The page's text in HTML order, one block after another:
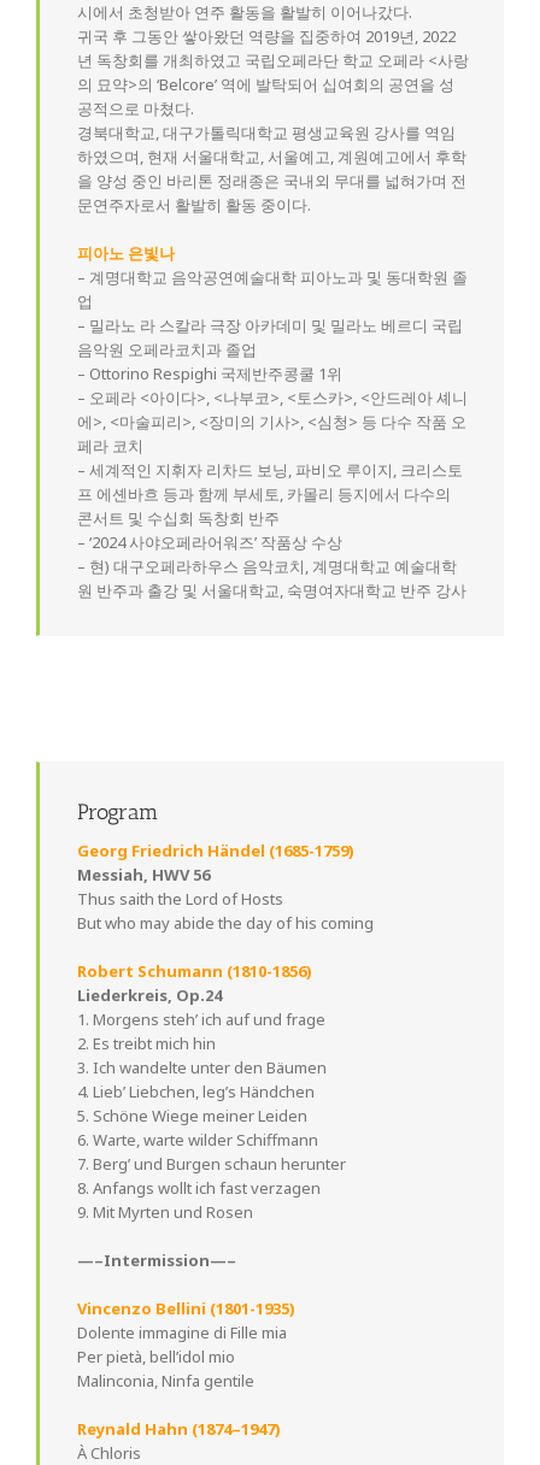
시에서 초청받아 연주 활동을 활발히 이어나갔다.
귀국 후 그동안 쌓아왔던 역량을 집중하여 2019년, 2022
년 독창회를 개최하였고 국립오페라단 학교 오페라 <사랑
의 묘약>의 ‘Belcore’ 역에 발탁되어 십여회의 공연을 성
공적으로 마쳤다.
경북대학교, 대구가톨릭대학교 평생교육원 강사를 역임
하였으며, 현재 서울대학교, 서울예고, 계원예고에서 후학
을 양성 중인 바리톤 정래종은 국내외 무대를 넓혀가며 전
문연주자로서 활발히 활동 중이다.
피아노 은빛나
– 계명대학교 음악공연예술대학 피아노과 및 동대학원 졸
업
– 밀라노 라 스칼라 극장 아카데미 및 밀라노 베르디 국립
음악원 오페라코치과 졸업
– Ottorino Respighi 국제반주콩쿨 1위
– 오페라 <아이다>, <나부코>, <토스카>, <안드레아 셰니
에>, <마술피리>, <장미의 기사>, <심청> 등 다수 작품 오
페라 코치
– 세계적인 지휘자 리차드 보닝, 파비오 루이지, 크리스토
프 에셴바흐 등과 함께 부세토, 카몰리 등지에서 다수의
콘서트 및 수십회 독창회 반주
– ‘2024 사야오페라어워즈’ 작품상 수상
– 현) 대구오페라하우스 음악코치, 계명대학교 예술대학
원 반주과 출강 및 서울대학교, 숙명여자대학교 반주 강사
Program
Georg Friedrich Händel (1685-1759)
Messiah, HWV 56
Thus saith the Lord of Hosts
But who may abide the day of his coming
Robert Schumann (1810-1856)
Liederkreis, Op.24
1. Morgens steh’ ich auf und frage
2. Es treibt mich hin
3. Ich wandelte unter den Bäumen
4. Lieb’ Liebchen, leg’s Händchen
5. Schöne Wiege meiner Leiden
6. Warte, warte wilder Schiffmann
7. Berg’ und Burgen schaun herunter
8. Anfangs wollt ich fast verzagen
9. Mit Myrten und Rosen
—–Intermission—–
Vincenzo Bellini (1801-1935)
Dolente immagine di Fille mia
Per pietà, bell’idol mio
Malinconia, Ninfa gentile
Reynald Hahn (1874–1947)
À Chloris